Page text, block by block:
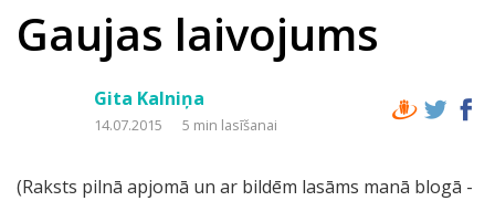
Gaujas laivojums
Gita Kalniņa
14.07.2015 5 min lasīšanai
(Raksts pilnā apjomā un ar bildēm lasāms manā blogā -